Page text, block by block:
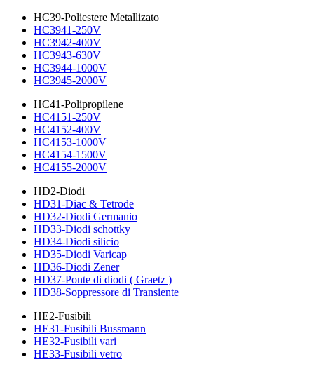
HC39-Poliestere Metallizato
HC3941-250V
HC3942-400V
HC3943-630V
HC3944-1000V
HC3945-2000V
HC41-Polipropilene
HC4151-250V
HC4152-400V
HC4153-1000V
HC4154-1500V
HC4155-2000V
HD2-Diodi
HD31-Diac & Tetrode
HD32-Diodi Germanio
HD33-Diodi schottky
HD34-Diodi silicio
HD35-Diodi Varicap
HD36-Diodi Zener
HD37-Ponte di diodi ( Graetz )
HD38-Soppressore di Transiente
HE2-Fusibili
HE31-Fusibili Bussmann
HE32-Fusibili vari
HE33-Fusibili vetro